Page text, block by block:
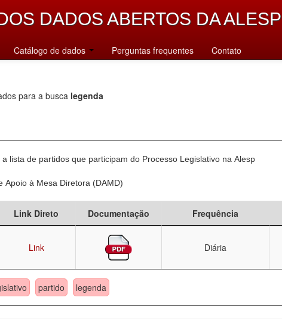
DADOS ABERTOS DA ALESP
Catálogo de dados Perguntas frequentes Contato
para a busca legenda
lista de partidos que participam do Processo Legislativo na Alesp
Apoio à Mesa Diretora (DAMD)
Link Direto Documentação Frequência
Link Diária
partido legenda